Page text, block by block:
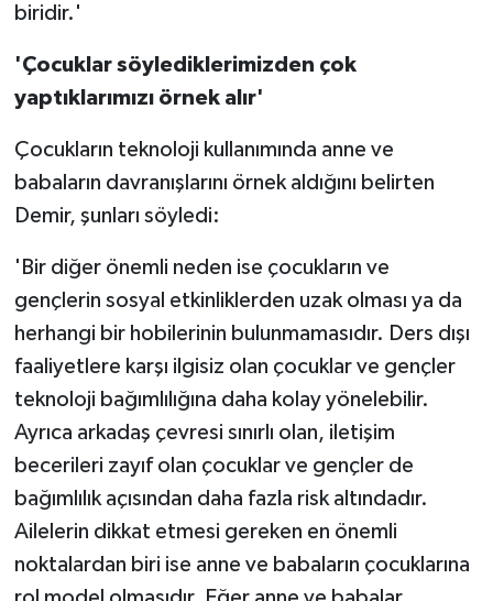
biridir.'
'Çocuklar söylediklerimizden çok
yaptıklarımızı örnek alır'
Çocukların teknoloji kullanımında anne ve
babaların davranışlarını örnek aldığını belirten
Demir, şunları söyledi:
'Bir diğer önemli neden ise çocukların ve
gençlerin sosyal etkinliklerden uzak olması ya da
herhangi bir hobilerinin bulunmamasıdır. Ders dışı
faaliyetlere karşı ilgisiz olan çocuklar ve gençler
teknoloji bağımlılığına daha kolay yönelebilir.
Ayrıca arkadaş çevresi sınırlı olan, iletişim
becerileri zayıf olan çocuklar ve gençler de
bağımlılık açısından daha fazla risk altındadır.
Ailelerin dikkat etmesi gereken en önemli
noktalardan biri ise anne ve babaların çocuklarına